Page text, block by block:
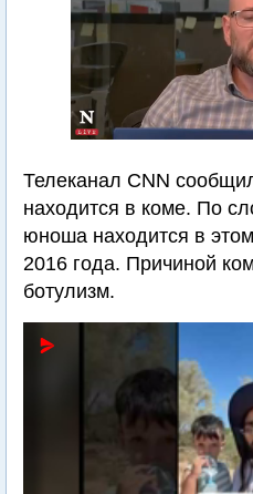
Телеканал CNN
находится в коме. По
юноша находится в
2016 года. Причиной
ботулизм.